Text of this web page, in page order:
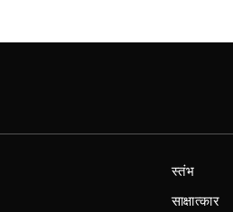
स्तंभ
साक्षात्कार